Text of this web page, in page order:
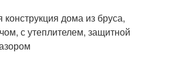
дома из бруса,
с утеплителем, защитной